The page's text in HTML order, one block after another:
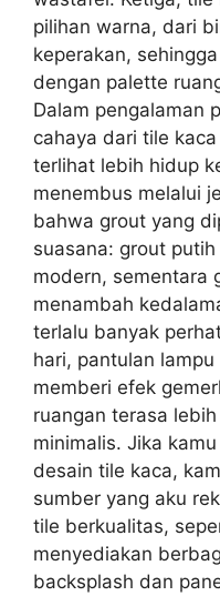
pilihan warna, dari
keperakan,
dengan palette
Dalam pengalaman
cahaya dari tile
terlihat lebih hidup
menembus melalui
bahwa grout yang
suasana: grout
modern, sementara
menambah
terlalu banyak
hari, pantulan
memberi efek
ruangan terasa
minimalis. Jika
desain tile kaca,
sumber yang aku
tile berkualitas,
menyediakan
backsplash dan